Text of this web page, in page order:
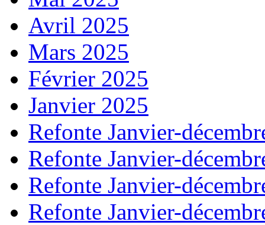
Avril 2025
Mars 2025
Février 2025
Janvier 2025
Refonte Janvier-
Refonte Janvier-
Refonte Janvier-
Refonte Janvier-